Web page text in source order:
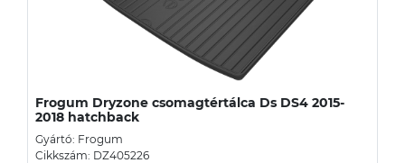
Frogum Dryzone csomagtértálca Ds DS4 2015-
2018 hatchback
Gyártó: Frogum
Cikkszám: DZ405226